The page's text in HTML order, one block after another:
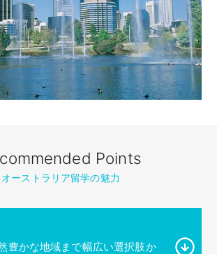
Points
オーストラリア留学の魅力
豊かな地域まで幅広い選択肢か